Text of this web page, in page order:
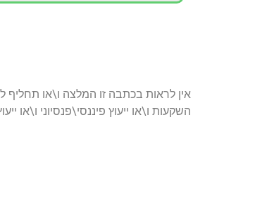
אין לראות בכתבה זו המלצה ו\או תחליף
השקעות ו\או ייעוץ פיננסי\פנסיוני ו\או